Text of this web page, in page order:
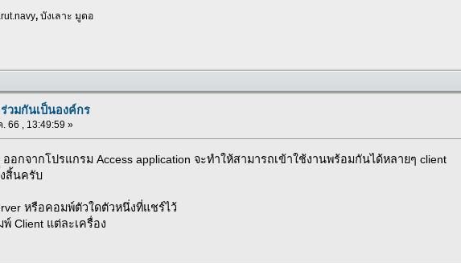
,บังเลาะ มูดอ
วมกันเป็นองค์กร
. 66 , 13:49:59 »
อกจากโปรแกรม Access application จะทำให้สามารถเข้าใช้งานพร้อมกันได้หลายๆ client
สิ้นครับ
หรือคอมพ์ตัวใดตัวหนึ่งที่แชร์ไว้
Client แต่ละเครื่อง